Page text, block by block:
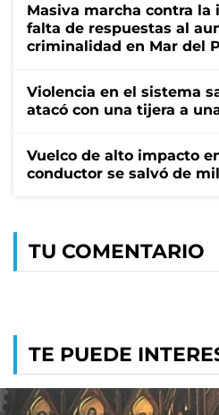
Masiva marcha contra la
falta de respuestas al
criminalidad en Mar del
Violencia en el sistema
atacó con una tijera a
Vuelco de alto impacto
conductor se salvó de
TU COMENTARIO
TE PUEDE